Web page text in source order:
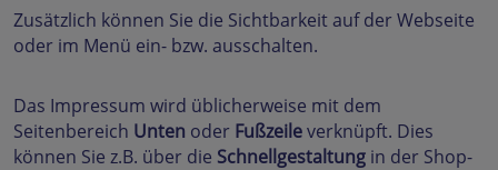
Zusätzlich können Sie die Sichtbarkeit auf der Webseite
oder im Menü ein- bzw. ausschalten.
Das Impressum wird üblicherweise mit dem
Seitenbereich Unten oder Fußzeileverknüpft. Dies
können Sie z.B. über die Schnellgestaltung in der Shop-